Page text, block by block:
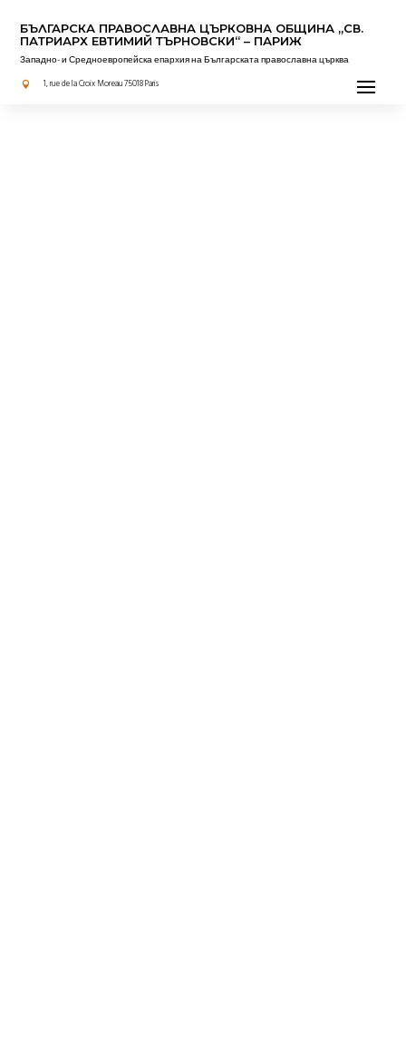
БЪЛГАРСКА ПРАВОСЛАВНА ЦЪРКОВНА OБЩИНА „СВ.
ПАТРИАРХ ЕВТИМИЙ ТЪРНОВСКИ“ – ПАРИЖ
Западно- и Средноевропейска епархия на Българската православна църква
 1, rue de la Croix Moreau 75018 Paris